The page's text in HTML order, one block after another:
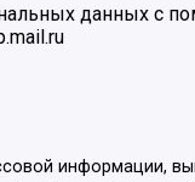
данных с
информации,